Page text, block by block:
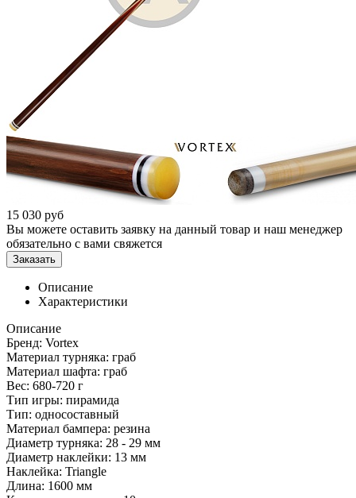
15 030 руб
Вы можете оставить заявку на данный товар и наш менеджер
обязательно с вами свяжется
Заказать
Описание
Характеристики
Описание
Бренд: Vortex
Материал турняка: граб
Материал шафта: граб
Вес: 680-720 г
Тип игры: пирамида
Тип: односоставный
Материал бампера: резина
Диаметр турняка: 28 - 29 мм
Диаметр наклейки: 13 мм
Наклейка: Triangle
Длина: 1600 мм